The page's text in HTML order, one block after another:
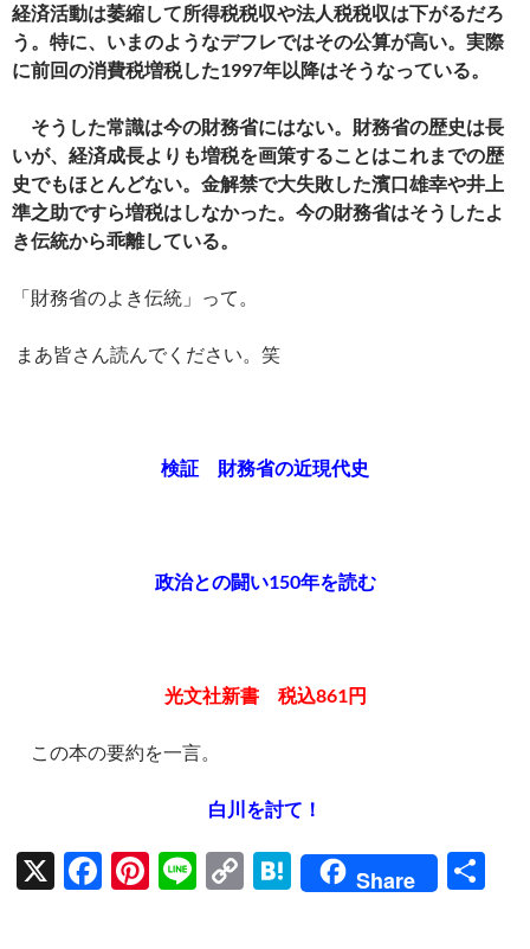
経済活動は萎縮して所得税税収や法人税税収は下がるだろ
う。特に、いまのようなデフレではその公算が高い。実際
に前回の消費税増税した1997年以降はそうなっている。
そうした常識は今の財務省にはない。財務省の歴史は長
いが、経済成長よりも増税を画策することはこれまでの歴
史でもほとんどない。金解禁で大失敗した濱口雄幸や井上
準之助ですら増税はしなかった。今の財務省はそうしたよ
き伝統から乖離している。
「財務省のよき伝統」って。
まあ皆さん読んでください。笑
検証 財務省の近現代史
政治との闘い150年を読む
光文社新書 税込861円
この本の要約を一言。
白川を討て！
X
F
Pi Li
C
H
Share